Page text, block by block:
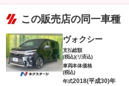
この販売店の同一車種
ヴォクシー
支払総額
(税込)(リ済込)
車両本体価格
(税込)
年式2018(平成30)年